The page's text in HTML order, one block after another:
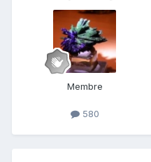
Membre
580